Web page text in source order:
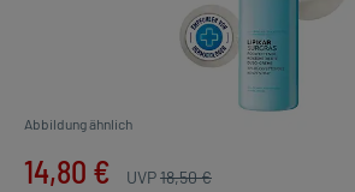
Abbildung ähnlich
14,80 € UVP18,50 €